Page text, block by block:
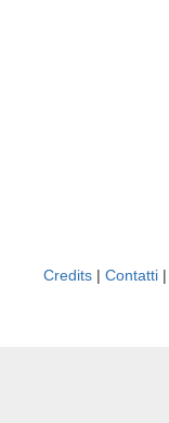
Credits | Contatti |